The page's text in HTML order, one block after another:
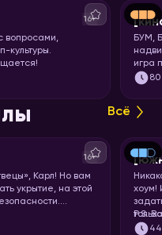
16+
вопросами,
культуры.
БУМ,
игра
Вас
миску
80
Всё
16+
Карл! Но вам
укрытие, на этой
так что
хоум!
P.S.
44